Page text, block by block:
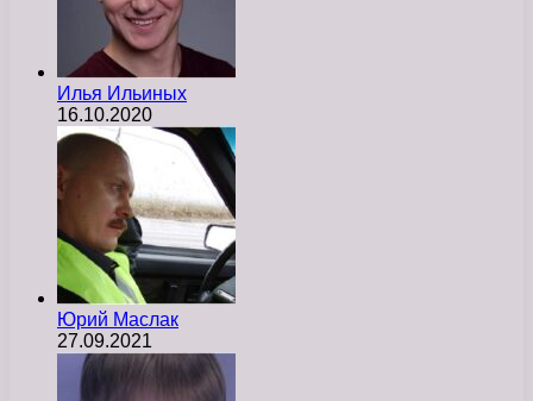
Илья Ильиных
16.10.2020
Юрий Маслак
27.09.2021